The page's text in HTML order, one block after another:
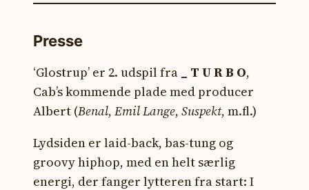
Presse
‘Glostrup’ er 2. udspil fra _ T U R B O,
Cab’s kommende plade med producer
Albert (Benal, Emil Lange, Suspekt, m.fl.)
Lydsiden er laid-back, bas-tung og
groovy hiphop, med en helt særlig
energi, der fanger lytteren fra start: I